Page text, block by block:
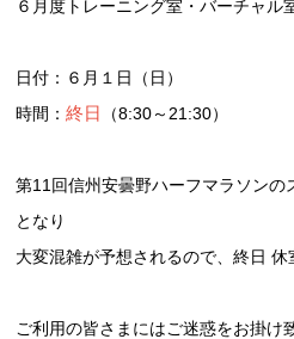
６月度トレーニング室・バーチャル
日付：６月１日（日）
時間：終日 （8:30～21:30）
第11回信州安曇野ハーフマラソンの
となり
大変混雑が予想されるので、終日 休
ご利用の皆さまにはご迷惑をお掛け